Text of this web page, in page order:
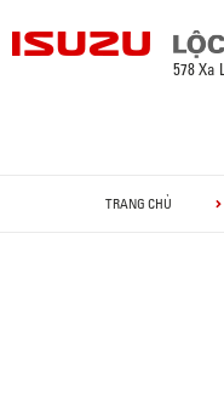
578 Xa
TRANG CHỦ